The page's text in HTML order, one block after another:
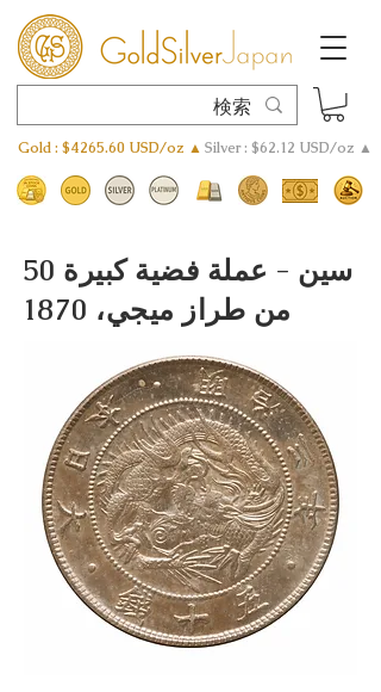
Gold : $4265.60 USD/oz ▲ Silver : $62.12 USD/oz ▲
50 سين - عملة فضية كبيرة
من طراز ميجي، 1870